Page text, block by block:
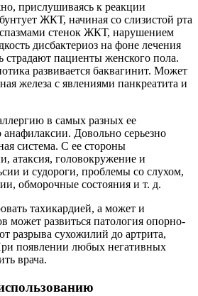
прислушиваясь к реакции
ЖКТ, начиная со слизистой рта
спазмами стенок ЖКТ, нарушением
дисбактериоз на фоне лечения
страдают пациенты женского пола.
развивается баквагинит. Может
железа с явлениями панкреатита и
в самых разных ее
Довольно серьезно
система. С ее стороны
атаксия, головокружение и
и судороги, проблемы со слухом,
обморочные состояния и т. д.
тахикардией, а может и
может развиться патология опорно-
разрыва сухожилий до артрита,
появлении любых негативных
врача.